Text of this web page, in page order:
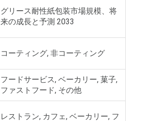
グリース耐性紙包装市場規模、将
来の成長と予測 2033
コーティング, 非コーティング
フードサービス, ベーカリー, 菓子,
ファストフード, その他
レストラン, カフェ, ベーカリー, フ